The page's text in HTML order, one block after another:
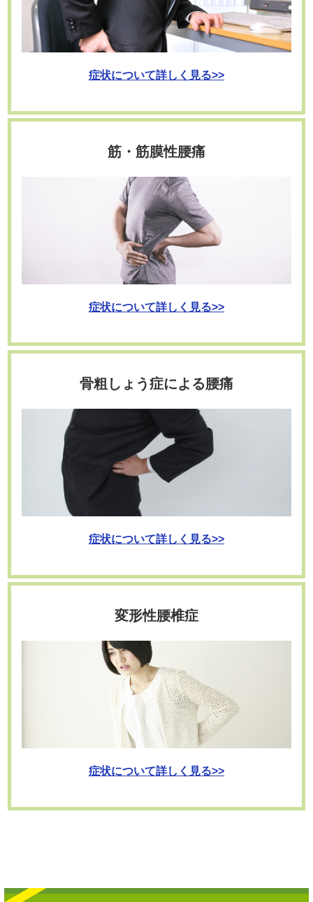
症状について詳しく見る>>
筋・筋膜性腰痛
症状について詳しく見る>>
骨粗しょう症による腰痛
症状について詳しく見る>>
変形性腰椎症
症状について詳しく見る>>